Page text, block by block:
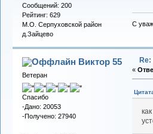
Сообщений: 200
Рейтинг: 629
М.О. Серпуховской район
д.Зайцево
С
Виктор 55
Ветеран
Спасибо
-Дано: 20053
-Получено: 27940
Re:
«